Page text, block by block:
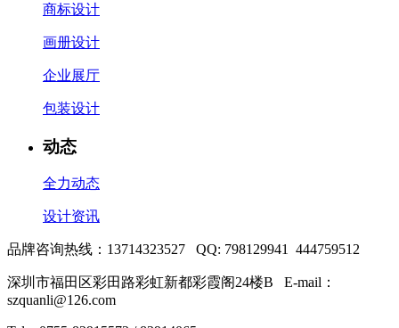
商标设计
画册设计
企业展厅
包装设计
动态
全力动态
设计资讯
品牌咨询热线：13714323527 QQ: 798129941 444759512
深圳市福田区彩田路彩虹新都彩霞阁24楼B E-mail：
szquanli@126.com